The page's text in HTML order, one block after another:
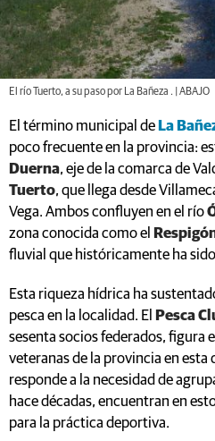
El río Tuerto, a su paso por La Bañeza . | ABAJO
El término municipal de La
poco frecuente en la provincia:
Duerna, eje de la comarca de
Tuerto, que llega desde
Vega. Ambos confluyen en el río
zona conocida como el
fluvial que históricamente ha
Esta riqueza hídrica ha
pesca en la localidad. El
Pesca
sesenta socios federados, figura
veteranas de la provincia en esta
responde a la necesidad de
hace décadas, encuentran en
para la práctica deportiva.